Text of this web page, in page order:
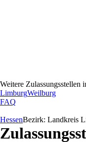
Weitere Zulassungsstellen
LimburgWeilburg
FAQ
HessenBezirk: Landkreis